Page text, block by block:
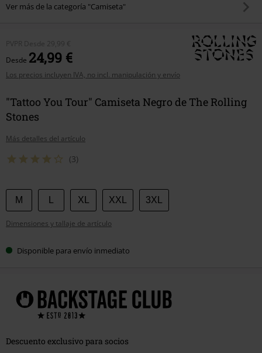
Ver más de la categoría "Camiseta"
PVPR Desde 29,99 €
Desde 24,99 €
Los precios incluyen IVA, no incl. manipulación y envío
"Tattoo You Tour" Camiseta Negro de The Rolling
Stones
Más detalles del artículo
(3)
Elige
tu
talla
M XL XXL 3XL
Dimensiones y tallaje de artículo
Disponible para envío inmediato
Descuento exclusivo para socios